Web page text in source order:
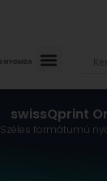
swissQprint
Széles formátumú